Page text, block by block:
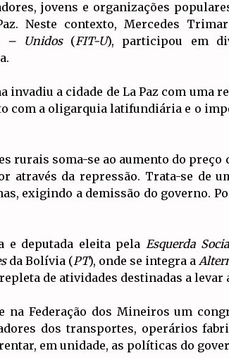
jovens e organizações
Neste contexto, Mercedes
– Unidos (FIT-U), participou em
invadiu a cidade de La Paz com uma
com a oligarquia latifundiária e o
rurais soma-se ao aumento do
através da repressão. Trata-se de
exigindo a demissão do governo.
e deputada eleita pela Esquerda
da Bolívia (PT), onde se integra a
de atividades destinadas a
na Federação dos Mineiros um
dos transportes, operários
em unidade, as políticas do